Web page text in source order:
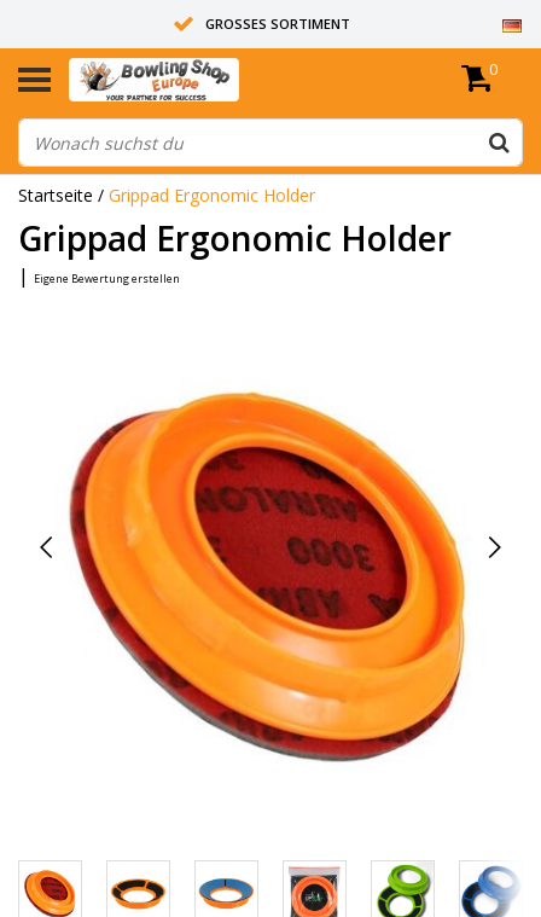
GROSSES SORTIMENT
14 TAGE RÜCKGABERECHT
ALLE BOWLINGKUGELN SIND UNGEBOHRT
0
Startseite / Grippad Ergonomic Holder
Grippad Ergonomic Holder
| Eigene Bewertung erstellen